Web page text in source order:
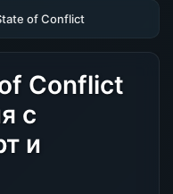
of Conflict
Conflict
с
и